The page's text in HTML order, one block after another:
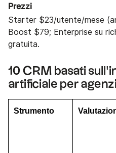
Prezzi
Starter $23/utente/mese
Boost $79; Enterprise su
gratuita.
10 CRM basati
artificiale per
Strumento